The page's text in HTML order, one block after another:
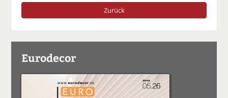
Zurück
Eurodecor